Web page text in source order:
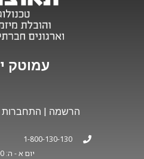
עמוטק י
הרשמה | התחברות
1-800-130-130
יום א - ה: 9:00 - 18:30